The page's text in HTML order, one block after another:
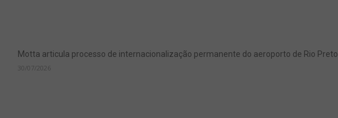
Motta articula processo de internacionalização permanente do aeroporto de Rio Preto
30/07/2026